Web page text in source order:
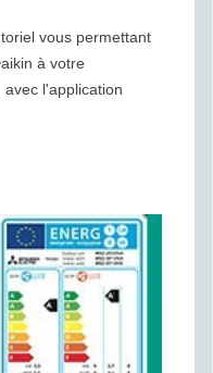
vous permettant
à votre
l'application